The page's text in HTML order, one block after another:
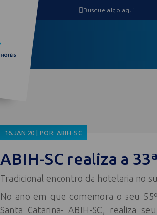
16.JAN.20 | POR: ABIH-SC
ABIH-SC realiza a
Tradicional encontro da hotelaria no
No ano em que comemora o seu
Santa Catarina- ABIH-SC, realiza